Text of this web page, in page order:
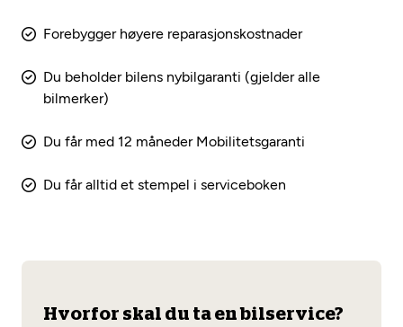
Forebygger høyere reparasjonskostnader
Du beholder bilens nybilgaranti (gjelder alle
bilmerker)
Du får med 12 måneder Mobilitetsgaranti
Du får alltid et stempel i serviceboken
Hvorfor skal du ta en bilservice?